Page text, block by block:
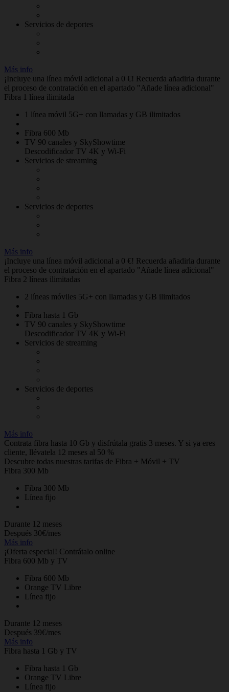
Servicios de deportes
Más info
¡Incluye una línea móvil adicional a 0 €! Recuerda añadirla durante
el proceso de contratación en el apartado "Añade línea adicional"
Fibra 1 línea ilimitada
1 línea móvil 5G+ con llamadas y GB ilimitados
Fibra 600 Mb
TV 90 canales y SkyShowtime
Descodificador TV 4K y Wi-Fi
Servicios de streaming
Servicios de deportes
Más info
¡Incluye una línea móvil adicional a 0 €! Recuerda añadirla durante
el proceso de contratación en el apartado "Añade línea adicional"
Fibra 2 líneas ilimitadas
2 líneas móviles 5G+ con llamadas y GB ilimitados
Fibra hasta 1 Gb
TV 90 canales y SkyShowtime
Descodificador TV 4K y Wi-Fi
Servicios de streaming
Servicios de deportes
Más info
Contrata fibra hasta 10 Gb y disfrútala gratis 3 meses. Y si ya eres
cliente, llévatela 12 meses al 50 %
Descubre todas nuestras tarifas de Fibra + Móvil + TV
Fibra 300 Mb
Fibra 300 Mb
Línea fijo
Durante 12 meses
Después 30€/mes
Más info
¡Oferta especial! Contrátalo online
Fibra 600 Mb y TV
Fibra 600 Mb
Orange TV Libre
Línea fijo
Durante 12 meses
Después 39€/mes
Más info
Fibra hasta 1 Gb y TV
Fibra hasta 1 Gb
Orange TV Libre
Línea fijo